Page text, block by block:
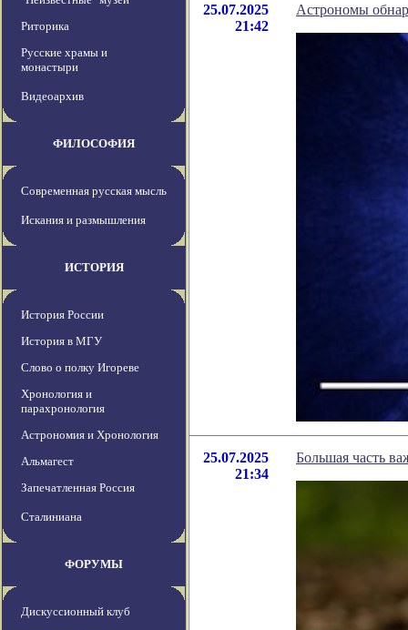
Риторика
Русские храмы и
монастыри
Видеоархив
ФИЛОСОФИЯ
Современная русская мысль
Искания и размышления
ИСТОРИЯ
История России
История в МГУ
Слово о полку Игореве
Хронология и
парахронология
Астрономия и Хронология
Альмагест
Запечатленная Россия
Сталиниана
ФОРУМЫ
Дискуссионный клуб
25.07.2025
21:42
Астрономы
25.07.2025
21:34
Большая часть